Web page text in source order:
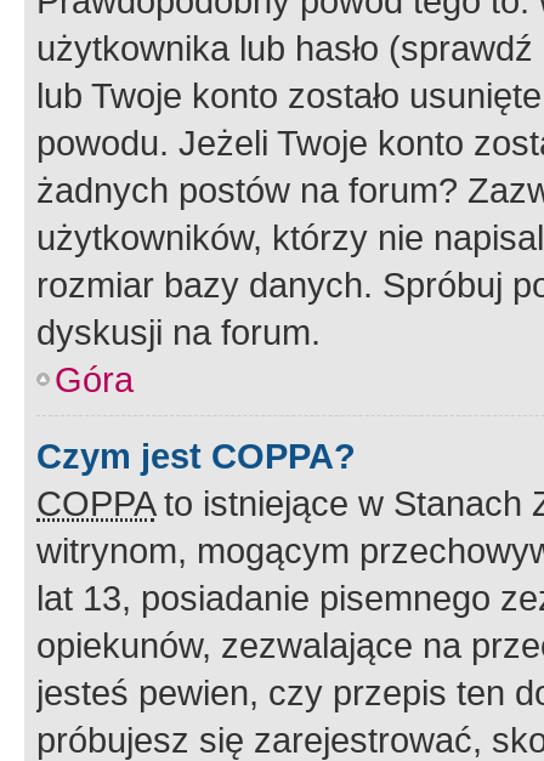
użytkownika lub hasło
lub Twoje konto zostało
powodu. Jeżeli Twoje konto
żadnych postów na forum?
użytkowników, którzy nie
rozmiar bazy danych. Spróbuj
dyskusji na forum.
Góra
Czym jest COPPA?
COPPAto istniejące w Stanach
witrynom, mogącym
lat 13, posiadanie pisemnego
opiekunów, zezwalające na
jesteś pewien, czy przepis ten
próbujesz się zarejestrować,